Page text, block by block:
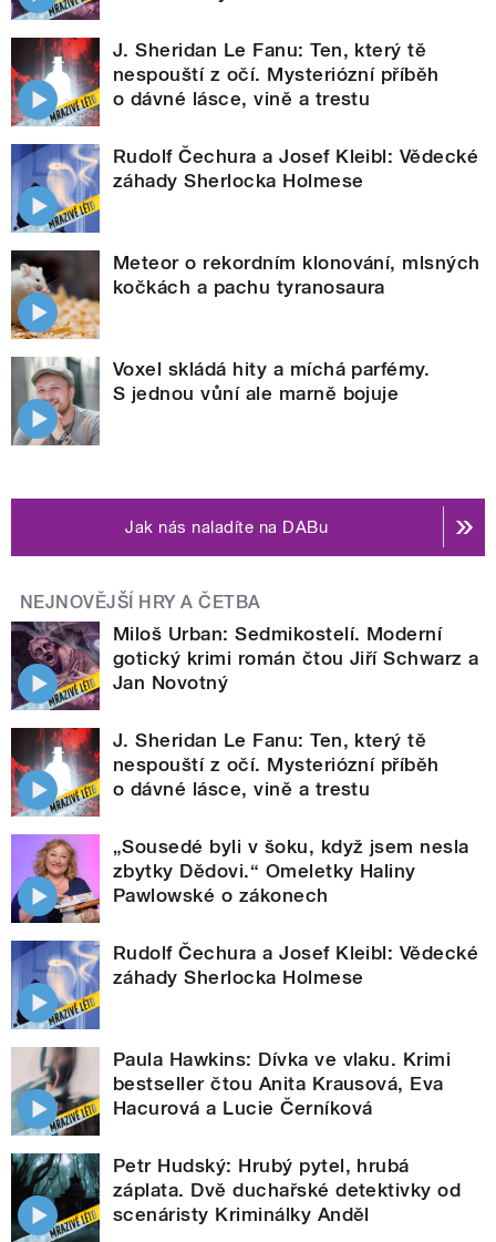
J. Sheridan Le Fanu: Ten, který tě
nespouští z očí. Mysteriózní příběh
o dávné lásce, vině a trestu
Rudolf Čechura a Josef Kleibl: Vědecké
záhady Sherlocka Holmese
Meteor o rekordním klonování, mlsných
kočkách a pachu tyranosaura
Voxel skládá hity a míchá parfémy.
S jednou vůní ale marně bojuje
Jak nás naladíte na DABu
NEJNOVĚJŠÍ HRY A ČETBA
Miloš Urban: Sedmikostelí. Moderní
gotický krimi román čtou Jiří Schwarz a
Jan Novotný
J. Sheridan Le Fanu: Ten, který tě
nespouští z očí. Mysteriózní příběh
o dávné lásce, vině a trestu
„Sousedé byli v šoku, když jsem nesla
zbytky Dědovi.“ Omeletky Haliny
Pawlowské o zákonech
Rudolf Čechura a Josef Kleibl: Vědecké
záhady Sherlocka Holmese
Paula Hawkins: Dívka ve vlaku. Krimi
bestseller čtou Anita Krausová, Eva
Hacurová a Lucie Černíková
Petr Hudský: Hrubý pytel, hrubá
záplata. Dvě duchařské detektivky od
scenáristy Kriminálky Anděl